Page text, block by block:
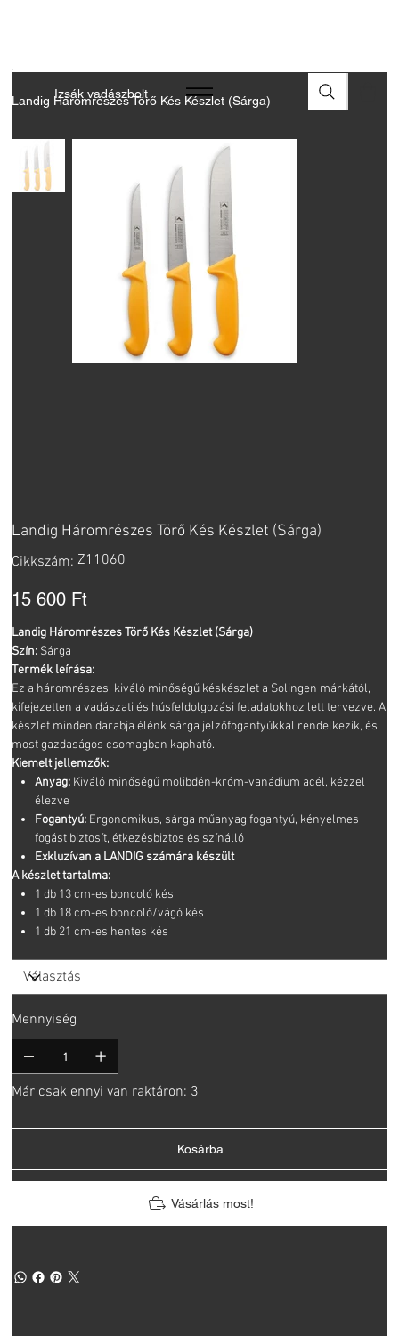
Izsák vadászbolt
Landig Háromrészes Törő Kés Készlet (Sárga)
Landig Háromrészes Törő Kés Készlet (Sárga)
Cikkszám: Cikkszám:
Z11060
Z11060
Ár
15 600 Ft
Landig Háromrészes Törő Kés Készlet (Sárga)
Szín: Sárga
Termék leírása:
Ez a háromrészes, kiváló minőségű késkészlet a Solingen márkától,
kifejezetten a vadászati és húsfeldolgozási feladatokhoz lett tervezve. A
készlet minden darabja élénk sárga jelzőfogantyúkkal rendelkezik, és
most gazdaságos csomagban kapható.
Kiemelt jellemzők:
Anyag:Kiváló minőségű molibdén-króm-vanádium acél, kézzel
élezve
Fogantyú:Ergonomikus, sárga műanyag fogantyú, kényelmes
fogást biztosít, étkezésbiztos és színálló
Exkluzívan a LANDIG számára készült
A készlet tartalma:
1 db 13 cm-es boncoló kés
1 db 18 cm-es boncoló/vágó kés
1 db 21 cm-es hentes kés
Mennyiség
Már csak ennyi van raktáron: 3
Kosárba
Vásárlás most!